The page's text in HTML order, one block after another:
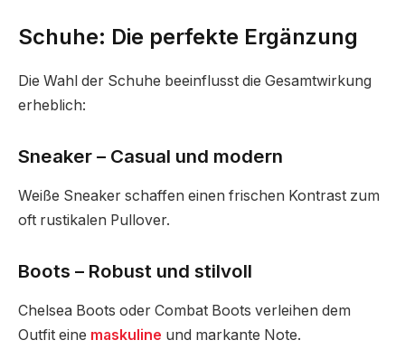
Schuhe: Die perfekte Ergänzung
Die Wahl der Schuhe beeinflusst die Gesamtwirkung
erheblich:
Sneaker – Casual und modern
Weiße Sneaker schaffen einen frischen Kontrast zum
oft rustikalen Pullover.
Boots – Robust und stilvoll
Chelsea Boots oder Combat Boots verleihen dem
Outfit eine maskuline und markante Note.